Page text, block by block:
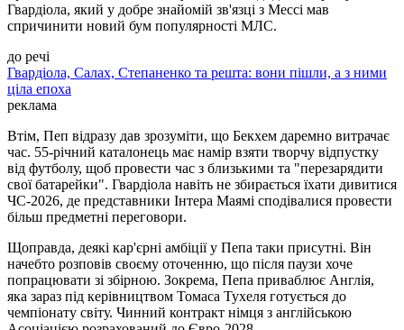
Гвардіола, який у добре знайомій зв'язці з Мессі мав
спричинити новий бум популярності МЛС.
до речі
Гвардіола, Салах, Степаненко та решта: вони пішли, а з ними
ціла епоха
реклама
Втім, Пеп відразу дав зрозуміти, що Бекхем даремно витрачає
час. 55-річний каталонець має намір взяти творчу відпустку
від футболу, щоб провести час з близькими та "перезарядити
свої батарейки". Гвардіола навіть не збирається їхати дивитися
ЧС-2026, де представники Інтера Маямі сподівалися провести
більш предметні переговори.
Щоправда, деякі кар'єрні амбіції у Пепа таки присутні. Він
начебто розповів своєму оточенню, що після паузи хоче
попрацювати зі збірною. Зокрема, Пепа приваблює Англія,
яка зараз під керівництвом Томаса Тухеля готується до
чемпіонату світу. Чинний контракт німця з англійською